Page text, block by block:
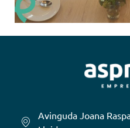
Avinguda Joana